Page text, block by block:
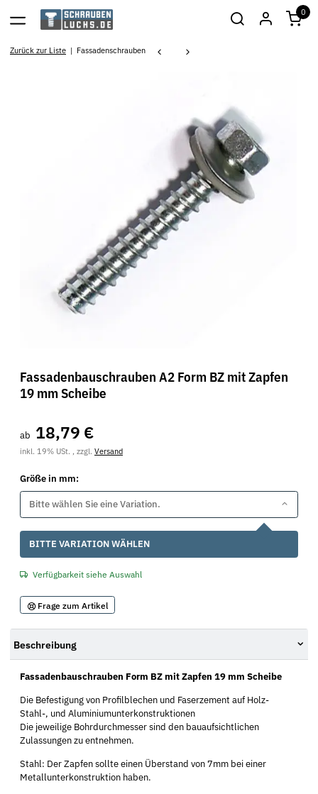
0
Zurück zur Liste Fassadenschrauben
Fassadenbauschrauben A2 Form BZ mit Zapfen
19 mm Scheibe
ab 18,79 €
inkl. 19% USt. , zzgl. Versand
Größe in mm:
Bitte wählen Sie eine Variation.
x
BITTE VARIATION WÄHLEN
Verfügbarkeit siehe Auswahl
Frage zum Artikel
Beschreibung
Fassadenbauschrauben Form BZ mit Zapfen 19 mm Scheibe
Die Befestigung von Profilblechen und Faserzement auf Holz-
Stahl-, und Aluminiumunterkonstruktionen
Die jeweilige Bohrdurchmesser sind den bauaufsichtlichen
Zulassungen zu entnehmen.
Stahl: Der Zapfen sollte einen Überstand von 7mm bei einer
Metallunterkonstruktion haben.